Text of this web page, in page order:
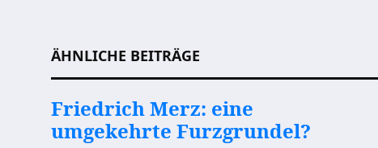
ÄHNLICHE BEITRÄGE
Friedrich Merz: eine
umgekehrte Furzgrundel?